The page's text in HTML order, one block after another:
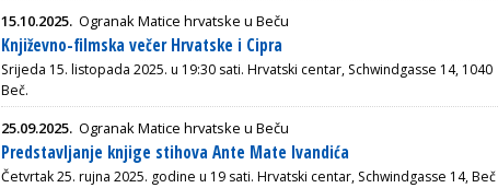
15.10.2025. Ogranak Matice hrvatske u Beču
Književno-filmska večer Hrvatske i Cipra
Srijeda 15. listopada 2025. u 19:30 sati. Hrvatski centar, Schwindgasse 14, 1040
Beč.
25.09.2025. Ogranak Matice hrvatske u Beču
Predstavljanje knjige stihova Ante Mate Ivandića
Četvrtak 25. rujna 2025. godine u 19 sati. Hrvatski centar, Schwindgasse 14, Beč